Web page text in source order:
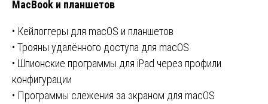
MacBook и планшетов
• Кейлоггеры для macOS и планшетов
• Трояны удалённого доступа для macOS
• Шпионские программы для iPad через профили
конфигурации
• Программы слежения за экраном для macOS